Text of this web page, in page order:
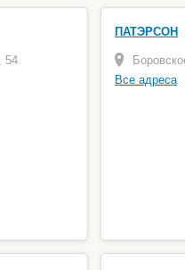
54
ПАТЭРСОН
Все адреса